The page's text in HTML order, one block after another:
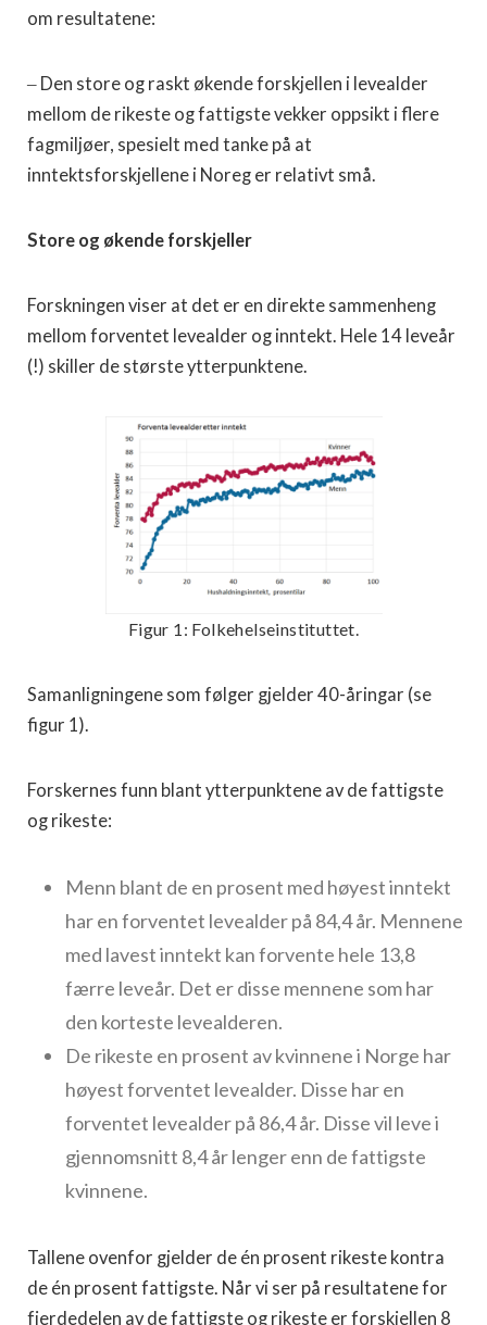
om resultatene:
‒ Den store og raskt økende forskjellen i levealder
mellom de rikeste og fattigste vekker oppsikt i flere
fagmiljøer, spesielt med tanke på at
inntektsforskjellene i Noreg er relativt små.
Store og økende forskjeller
Forskningen viser at det er en direkte sammenheng
mellom forventet levealder og inntekt. Hele 14 leveår
(!) skiller de største ytterpunktene.
Figur 1: Folkehelseinstituttet.
Samanligningene som følger gjelder 40-åringar (se
figur 1).
Forskernes funn blant ytterpunktene av de fattigste
og rikeste:
Menn blant de en prosent med høyest inntekt
har en forventet levealder på 84,4 år. Mennene
med lavest inntekt kan forvente hele 13,8
færre leveår. Det er disse mennene som har
den korteste levealderen.
De rikeste en prosent av kvinnene i Norge har
høyest forventet levealder. Disse har en
forventet levealder på 86,4 år. Disse vil leve i
gjennomsnitt 8,4 år lenger enn de fattigste
kvinnene.
Tallene ovenfor gjelder de én prosent rikeste kontra
de én prosent fattigste. Når vi ser på resultatene for
fjerdedelen av de fattigste og rikeste er forskjellen 8